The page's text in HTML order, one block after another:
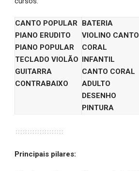
CANTO POPULAR
PIANO ERUDITO
PIANO POPULAR
TECLADO VIOLÃO
GUITARRA
CONTRABAIXO
BATERIA
VIOLINO CANTO
CORAL
INFANTIL
CANTO CORAL
ADULTO
DESENHO
PINTURA
Principais pilares: